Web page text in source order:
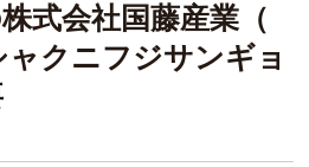
株式会社国藤産業 （
クニフジサンギョ